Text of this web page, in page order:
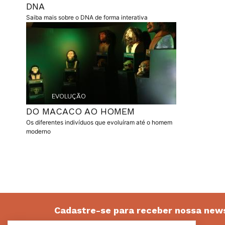
DNA
resumo
Saiba mais sobre o DNA de forma interativa
capa
Etiqueta
EVOLUÇÃO
DO MACACO AO HOMEM
resumo
Os diferentes indivíduos que evoluíram até o homem
moderno
Cadastre-se para receber nossa